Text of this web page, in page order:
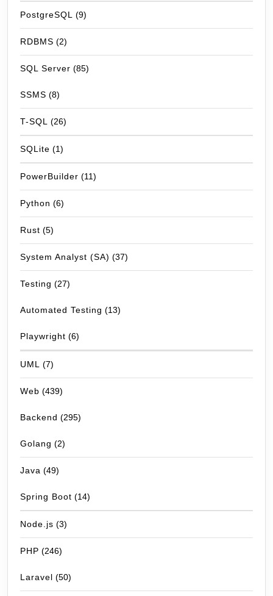
PostgreSQL (9)
RDBMS (2)
SQL Server (85)
SSMS (8)
T-SQL (26)
SQLite (1)
PowerBuilder (11)
Python (6)
Rust (5)
System Analyst (SA) (37)
Testing (27)
Automated Testing (13)
Playwright (6)
UML (7)
Web (439)
Backend (295)
Golang (2)
Java (49)
Spring Boot (14)
Node.js (3)
PHP (246)
Laravel (50)